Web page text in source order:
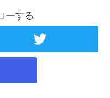
ーする